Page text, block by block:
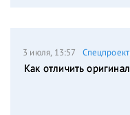
3 июля, 13:57
Как отличить